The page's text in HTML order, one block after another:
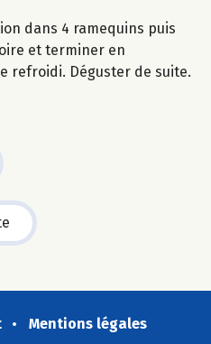
dans 4 ramequins puis
et terminer en
refroidi. Déguster de suite.
Mentions légales